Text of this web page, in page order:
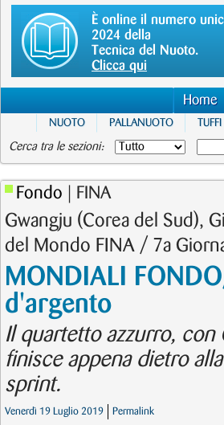
È online il numero
2024 della
Tecnica del Nuoto.
Clicca qui
Home
NUOTO PALLANUOTO TUFFI
Cerca tra le sezioni:
Fondo | FINA
Gwangju (Corea del Sud),
del Mondo FINA / 7a
MONDIALI
d'argento
Il quartetto azzurro,
finisce appena dietro
sprint.
Venerdì 19 Luglio 2019 Permalink